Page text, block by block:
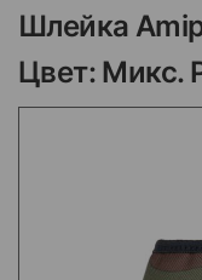
Шлейка
Цвет: Микс.